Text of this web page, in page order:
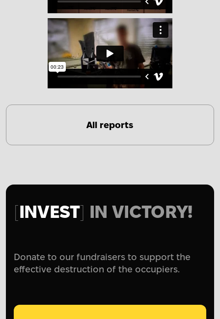
All reports
INVEST IN VICTORY!
Donate to our fundraisers to support the
effective destruction of the occupiers.